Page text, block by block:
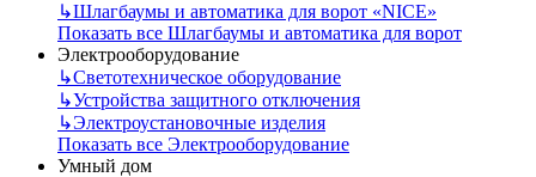
↳Шлагбаумы и автоматика для ворот «NICE»
Показать все Шлагбаумы и автоматика для ворот
Электрооборудование
↳Светотехническое оборудование
↳Устройства защитного отключения
↳Электроустановочные изделия
Показать все Электрооборудование
Умный дом